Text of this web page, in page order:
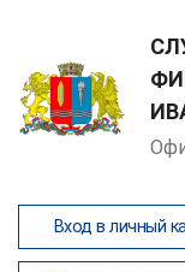
Вход в личный